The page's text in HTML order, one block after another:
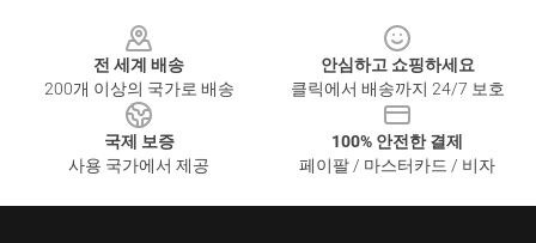
전 세계 배송
200개 이상의 국가로 배송
안심하고 쇼핑하세요
클릭에서 배송까지 24/7 보호
국제 보증
사용 국가에서 제공
100% 안전한 결제
페이팔 / 마스터카드 / 비자